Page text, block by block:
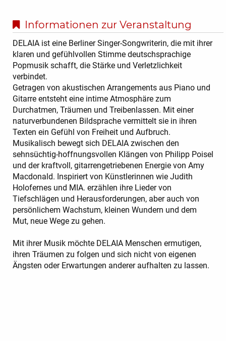
Informationen zur Veranstaltung
DELAIA ist eine Berliner Singer-Songwriterin, die mit ihrer
klaren und gefühlvollen Stimme deutschsprachige
Popmusik schafft, die Stärke und Verletzlichkeit
verbindet.
Getragen von akustischen Arrangements aus Piano und
Gitarre entsteht eine intime Atmosphäre zum
Durchatmen, Träumen und Treibenlassen. Mit einer
naturverbundenen Bildsprache vermittelt sie in ihren
Texten ein Gefühl von Freiheit und Aufbruch.
Musikalisch bewegt sich DELAIA zwischen den
sehnsüchtig-hoffnungsvollen Klängen von Philipp Poisel
und der kraftvoll, gitarrengetriebenen Energie von Amy
Macdonald. Inspiriert von Künstlerinnen wie Judith
Holofernes und MIA. erzählen ihre Lieder von
Tiefschlägen und Herausforderungen, aber auch von
persönlichem Wachstum, kleinen Wundern und dem
Mut, neue Wege zu gehen.
Mit ihrer Musik möchte DELAIA Menschen ermutigen,
ihren Träumen zu folgen und sich nicht von eigenen
Ängsten oder Erwartungen anderer aufhalten zu lassen.